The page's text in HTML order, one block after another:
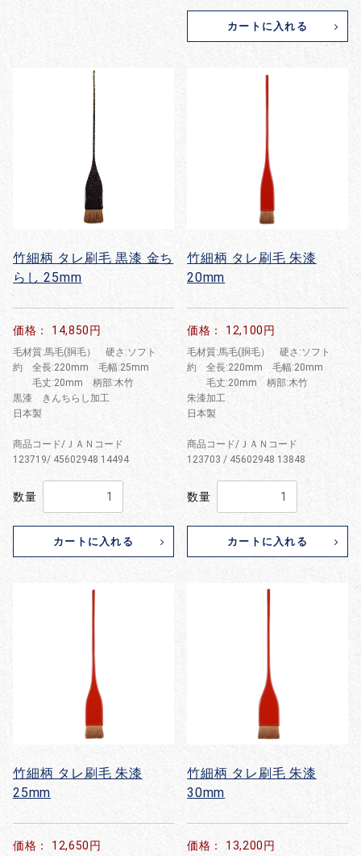
カートに入れる
竹細柄 タレ刷毛 黒漆 金ち
らし 25mm
価格： 14,850円
毛材質:馬毛(胴毛） 硬さ:ソフト
約 全長:220mm 毛幅:25mm
毛丈:20mm 柄部:木竹
黒漆 きんちらし加工
日本製
商品コード/ＪＡＮコード
123719/ 45602948 14494
数量
カートに入れる
竹細柄 タレ刷毛 朱漆
20mm
価格： 12,100円
毛材質:馬毛(胴毛） 硬さ:ソフト
約 全長:220mm 毛幅:20mm
毛丈:20mm 柄部:木竹
朱漆加工
日本製
商品コード/ＪＡＮコード
123703 / 45602948 13848
数量
カートに入れる
竹細柄 タレ刷毛 朱漆
25mm
価格： 12,650円
竹細柄 タレ刷毛 朱漆
30mm
価格： 13,200円